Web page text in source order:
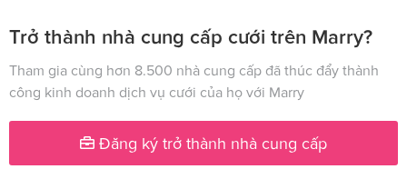
Trở thành nhà cung cấp cưới trên Marry?
Tham gia cùng hơn 8.500 nhà cung cấp đã thúc đẩy thành
công kinh doanh dịch vụ cưới của họ với Marry
Đăng ký trở thành nhà cung cấp